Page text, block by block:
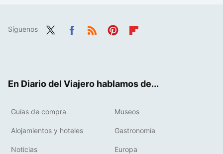
Síguenos
En Diario del Viajero hablamos de...
Guías de compra Museos
Alojamientos y hoteles Gastronomía
Noticias Europa